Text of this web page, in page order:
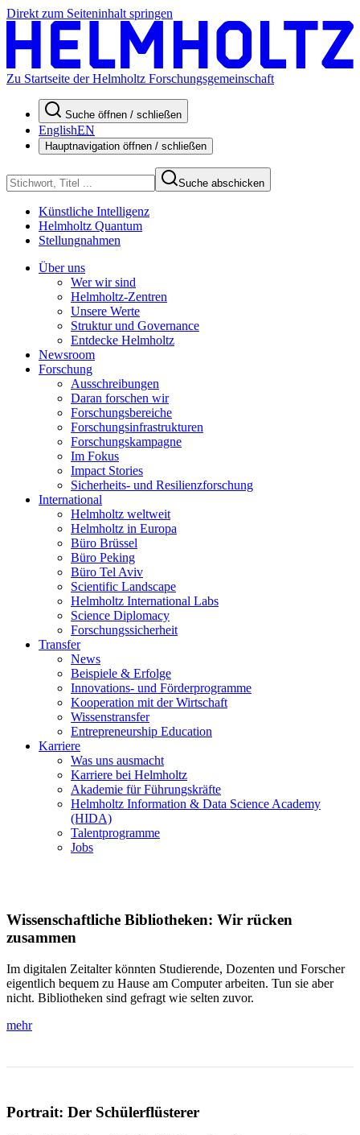
Direkt zum Seiteninhalt springen
Zu Startseite der Helmholtz Forschungsgemeinschaft
Suche öffnen / schließen
EnglishEN
Hauptnavigation öffnen / schließen
Suche abschicken
Künstliche Intelligenz
Helmholtz Quantum
Stellungnahmen
Über uns
Wer wir sind
Helmholtz-Zentren
Unsere Werte
Struktur und Governance
Entdecke Helmholtz
Newsroom
Forschung
Ausschreibungen
Daran forschen wir
Forschungsbereiche
Forschungsinfrastrukturen
Forschungskampagne
Im Fokus
Impact Stories
Sicherheits- und Resilienzforschung
International
Helmholtz weltweit
Helmholtz in Europa
Büro Brüssel
Büro Peking
Büro Tel Aviv
Scientific Landscape
Helmholtz International Labs
Science Diplomacy
Forschungssicherheit
Transfer
News
Beispiele & Erfolge
Innovations- und Förderprogramme
Kooperation mit der Wirtschaft
Wissenstransfer
Entrepreneurship Education
Karriere
Was uns ausmacht
Karriere bei Helmholtz
Akademie für Führungskräfte
Helmholtz Information & Data Science Academy
(HIDA)
Talentprogramme
Jobs
Wissenschaftliche Bibliotheken: Wir rücken
zusammen
Im digitalen Zeitalter könnten Studierende, Dozenten und Forscher
eigentlich bequem zu Hause am Computer arbeiten. Tun sie aber
nicht. Bibliotheken sind gefragt wie selten zuvor.
mehr
Portrait: Der Schülerflüsterer